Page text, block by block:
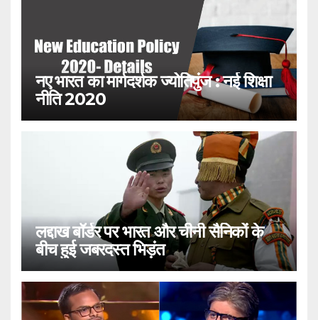
नए भारत का मार्गदर्शक ज्योतिपुंज : नई शिक्षा
नीति 2020
लद्दाख बॉर्डर पर भारत और चीनी सैनिकों के
बीच हुई जबरदस्त भिड़ंत